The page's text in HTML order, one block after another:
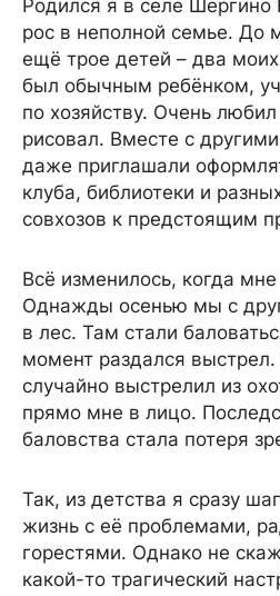
Родился я в селе Шергино
рос в неполной семье.
ещё трое детей – два
был обычным ребёнком,
по хозяйству. Очень
рисовал. Вместе с
даже приглашали
клуба, библиотеки и
совхозов к предстоящим
Всё изменилось, когда
Однажды осенью мы с
в лес. Там стали
момент раздался
случайно выстрелил из
прямо мне в лицо.
баловства стала потеря
Так, из детства я сразу
жизнь с её проблемами,
горестями. Однако не
какой-то трагический